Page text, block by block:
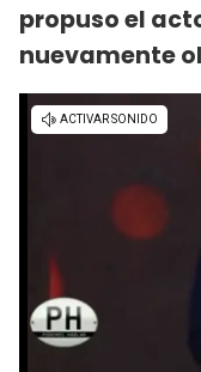
propuso el
nuevamente